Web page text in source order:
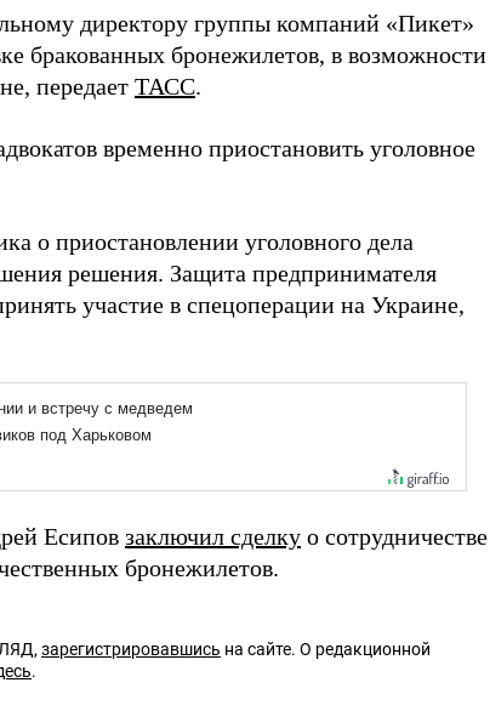
директору группы компаний «Пикет»
бракованных бронежилетов, в возможности
передает ТАСС.
временно приостановить уголовное
о приостановлении уголовного дела
решения. Защита предпринимателя
участие в спецоперации на Украине,
Есипов заключил сделку о сотрудничестве
бронежилетов.
зарегистрировавшись на сайте. О редакционной
.